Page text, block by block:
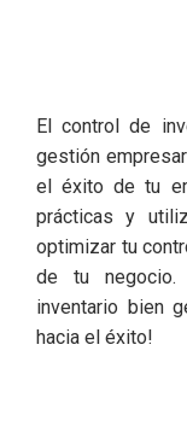
El control de
gestión
el éxito de tu
prácticas y
optimizar tu
de tu
inventario bien
hacia el éxito!